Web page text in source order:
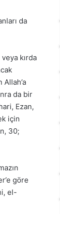
da
kırda
da bir
Ezan,
için
30;
göre
el-